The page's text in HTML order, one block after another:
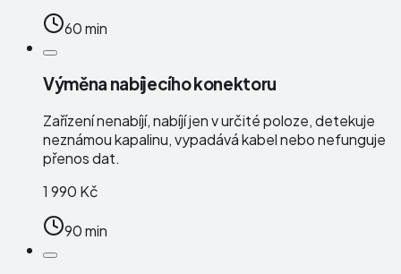
60 min
Výměna nabíjecího konektoru
Zařízení nenabíjí, nabíjí jen v určité poloze, detekuje
neznámou kapalinu, vypadává kabel nebo nefunguje
přenos dat.
1 990 Kč
90 min